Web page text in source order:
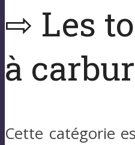
⇨ Les
à
Cette catégorie